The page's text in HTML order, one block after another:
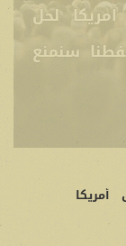
تقف
فلسطين
أمريكا